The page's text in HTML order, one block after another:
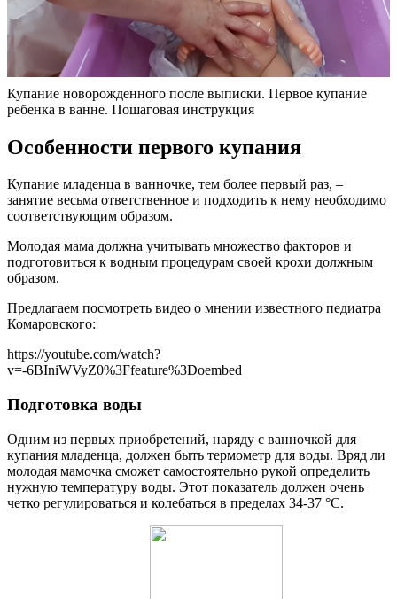
Купание новорожденного после выписки. Первое купание
ребенка в ванне. Пошаговая инструкция
Особенности первого купания
Купание младенца в ванночке, тем более первый раз, –
занятие весьма ответственное и подходить к нему необходимо
соответствующим образом.
Молодая мама должна учитывать множество факторов и
подготовиться к водным процедурам своей крохи должным
образом.
Предлагаем посмотреть видео о мнении известного педиатра
Комаровского:
https://youtube.com/watch?
v=-6BIniWVyZ0%3Ffeature%3Doembed
Подготовка воды
Одним из первых приобретений, наряду с ванночкой для
купания младенца, должен быть термометр для воды. Вряд ли
молодая мамочка сможет самостоятельно рукой определить
нужную температуру воды. Этот показатель должен очень
четко регулироваться и колебаться в пределах 34-37 °С.